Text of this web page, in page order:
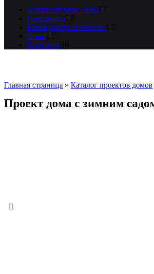
Архитектурное бюро
Портфолио
Калькулятор стоимости
О нас
Контакты
Главная страница » Каталог проектов домов
Проект дома с зимним